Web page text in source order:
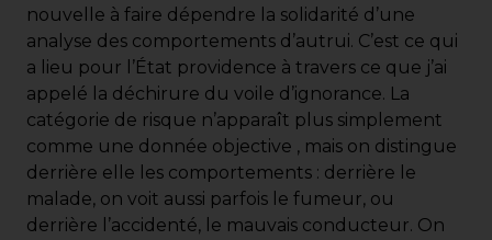
nouvelle à faire dépendre la solidarité d’une
analyse des comportements d’autrui. C’est ce qui
a lieu pour l’État providence à travers ce que j’ai
appelé la déchirure du voile d’ignorance. La
catégorie de risque n’apparaît plus simplement
comme une donnée objective , mais on distingue
derrière elle les comportements : derrière le
malade, on voit aussi parfois le fumeur, ou
derrière l’accidenté, le mauvais conducteur. On